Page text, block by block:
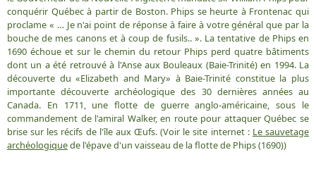
conquérir Québec à partir de Boston. Phips se heurte à Frontenac qui
proclame « … Je n'ai point de réponse à faire à votre général que par la
bouche de mes canons et à coup de fusils.. ». La tentative de Phips en
1690 échoue et sur le chemin du retour Phips perd quatre bâtiments
dont un a été retrouvé à l'Anse aux Bouleaux (Baie-Trinité) en 1994. La
découverte du «Elizabeth and Mary» à Baie-Trinité constitue la plus
importante découverte archéologique des 30 dernières années au
Canada. En 1711, une flotte de guerre anglo-américaine, sous le
commandement de l'amiral Walker, en route pour attaquer Québec se
brise sur les récifs de l'île aux Œufs. (Voir le site internet : Le sauvetage
archéologiquede l'épave d'un vaisseau de la flotte de Phips (1690))